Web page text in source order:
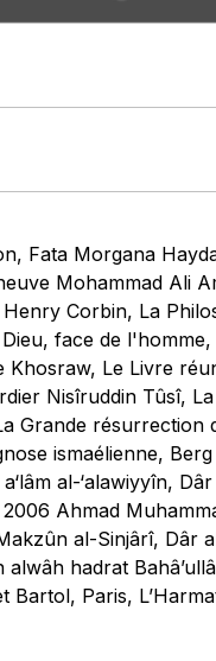
Fata Morgana
Mohammad Ali
Corbin, La
face de
Le Livre
Nisîruddin Tûsî,
Grande résurrection
ismaélienne, Berg
al-‘alawiyyîn,
Ahmad
al-Sinjârî, Dâr
alwâh hadrat
Bartol, Paris,